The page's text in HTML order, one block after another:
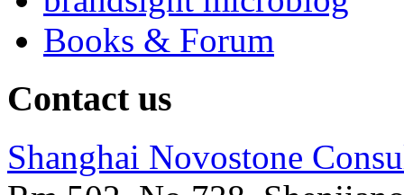
Books & Forum
Contact us
Shanghai Novostone